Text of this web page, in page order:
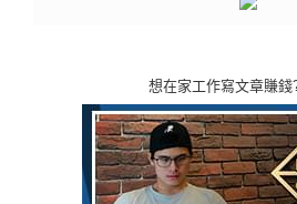
想在家工作寫文章賺錢